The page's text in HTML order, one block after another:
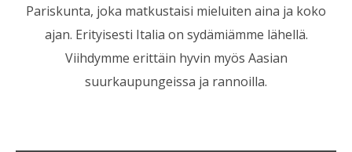
Pariskunta, joka matkustaisi mieluiten aina ja koko
ajan. Erityisesti Italia on sydämiämme lähellä.
Viihdymme erittäin hyvin myös Aasian
suurkaupungeissa ja rannoilla.